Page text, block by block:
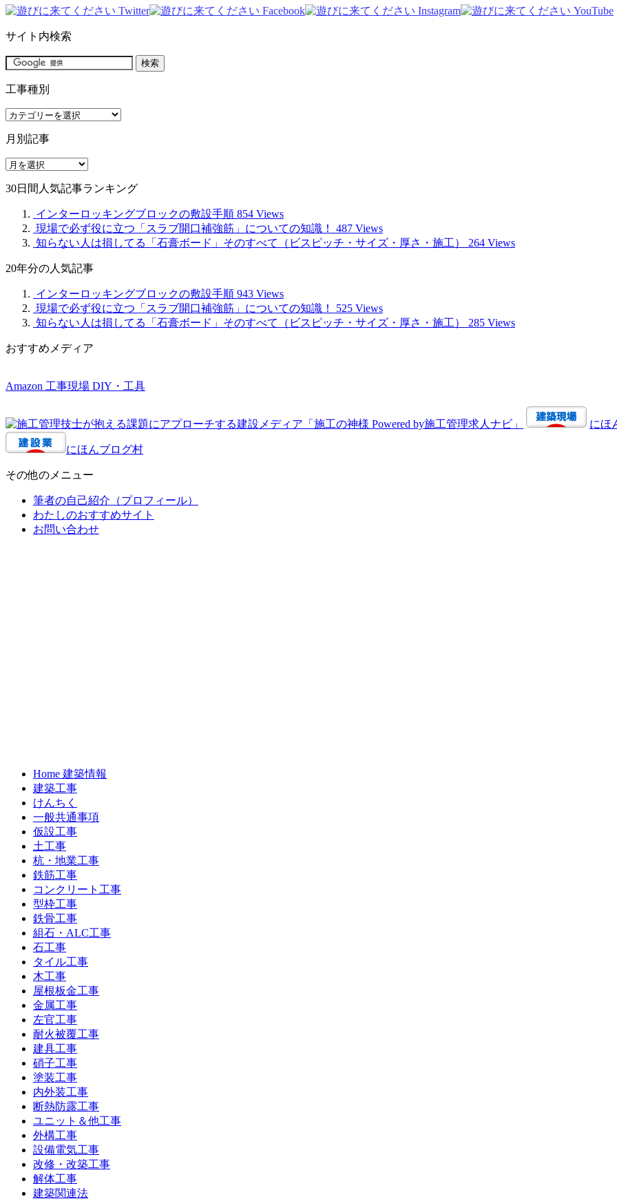
サイト内検索
工事種別
工
種
別
月別記事
月
記
30日間人気記事ランキング
インターロッキングブロックの敷設手順 854 Views
現場で必ず役に立つ「スラブ開口補強筋」についての知識！
487 Views
知らない人は損してる「石膏ボード」そのすべて（ビスピッチ・サイズ・厚さ・施工）
264 Views
20年分の人気記事
インターロッキングブロックの敷設手順 943 Views
現場で必ず役に立つ「スラブ開口補強筋」についての知識！
525 Views
知らない人は損してる「石膏ボード」そのすべて（ビスピッチ・サイズ・厚さ・施工）
285 Views
おすすめメディア
Amazon 工事現場 DIY・工具
にほ
にほんブログ村
その他のメニュー
筆者の自己紹介（プロフィール）
わたしのおすすめサイト
お問い合わせ
Home 建築情報
建築工事
けんちく
一般共通事項
仮設工事
土工事
杭・地業工事
鉄筋工事
コンクリート工事
型枠工事
鉄骨工事
組石・ALC工事
石工事
タイル工事
木工事
屋根板金工事
金属工事
左官工事
耐火被覆工事
建具工事
硝子工事
塗装工事
内外装工事
断熱防露工事
ユニット＆他工事
外構工事
設備電気工事
改修・改築工事
解体工事
建築関連法